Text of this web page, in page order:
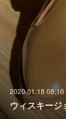
2020.01.18 08:10
ウィスキージ